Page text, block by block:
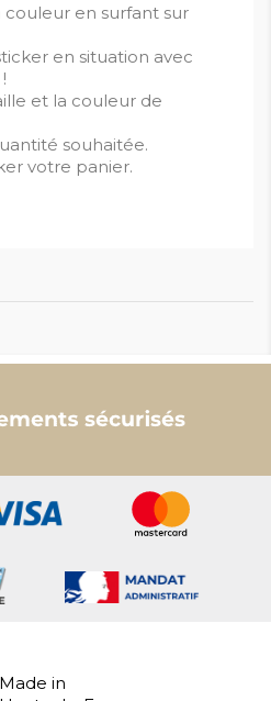
couleur en surfant sur
en situation avec
et la couleur de
souhaitée.
votre panier.
Made in